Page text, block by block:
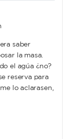
saber
la masa.
el agúa ¿no?
reserva para
lo aclarasen,